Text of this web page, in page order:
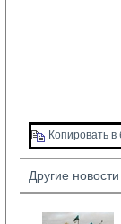
Копировать в
Другие